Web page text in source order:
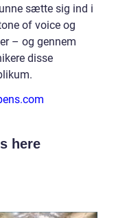
sætte sig ind i
of voice og
– og gennem
disse
here